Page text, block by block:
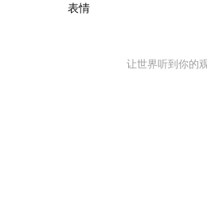
表情
让世界听到你的